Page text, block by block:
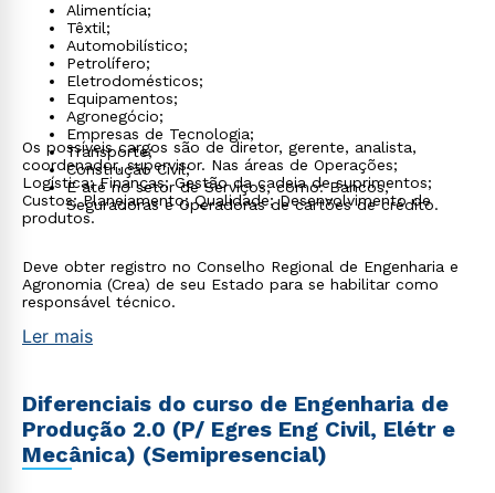
Alimentícia;
Têxtil;
Automobilístico;
Petrolífero;
Eletrodomésticos;
Equipamentos;
Agronegócio;
Empresas de Tecnologia;
Transporte;
Construção Civil;
E até no setor de Serviços, como: Bancos,
Seguradoras e Operadoras de cartões de crédito.
Os possíveis cargos são de diretor, gerente, analista,
coordenador, supervisor. Nas áreas de Operações;
Logística; Finanças; Gestão da cadeia de suprimentos;
Custos; Planejamento; Qualidade; Desenvolvimento de
produtos.
Deve obter registro no Conselho Regional de Engenharia e
Agronomia (Crea) de seu Estado para se habilitar como
responsável técnico.
Ler mais
Diferenciais do curso de Engenharia de
Produção 2.0 (P/ Egres Eng Civil, Elétr e
Mecânica) (Semipresencial)